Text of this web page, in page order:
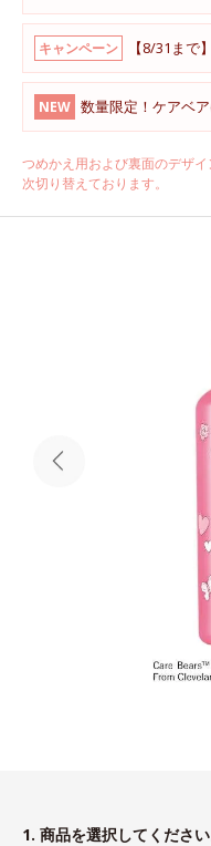
キャンペーン 【8/31まで
NEW 数量限定！ケアベ
つめかえ用および裏面のデザ
次切り替えております。
1. 商品を選択してください